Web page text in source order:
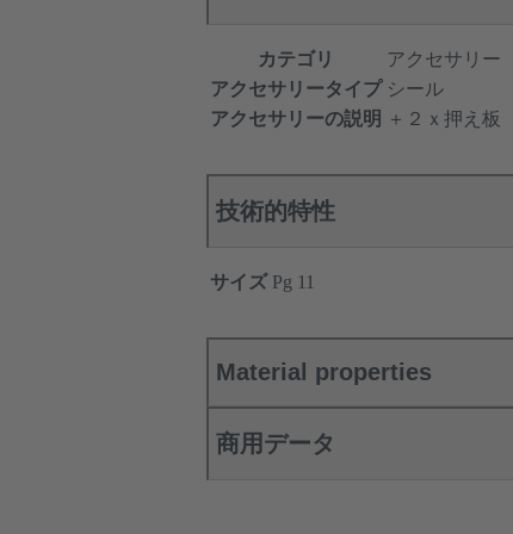
カテゴリ
アクセサリー
アクセサリータイプ シール
アクセサリーの説明
＋２ｘ押え板
技術的特性
サイズ Pg 11
Material properties
商用データ